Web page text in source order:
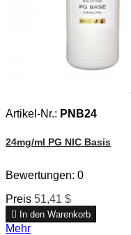
Artikel-Nr.: PNB24
24mg/ml PG NIC Basis
Bewertungen: 0
Preis 51,41 $
 In den Warenkorb
Mehr